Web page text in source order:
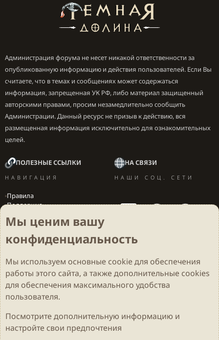
Администрация форума не несет никакой ответственности за
опубликованную информацию и действия пользователей. Если Вы
считаете, что в темах и сообщениях может содержаться
информация, запрещенная УК РФ, либо материал защищенный
авторскими правами, просим незамедлительно сообщить
Администрации. Данный ресурс не призыв к действию, вся
размещенная информация исключительно для ознакомительных
целей.
ПОЛЕЗНЫЕ ССЫЛКИ
НАВИГАЦИЯ
Правила
Поддержка
Локализация игр
НА СВЯЗИ
НАШИ СОЦ. СЕТИ
Cookies Darkdale - Основа [v.2.3.2 rc1] 🔥
Русский (RU)
Обратная связь
Условия и правила
Политика конфиденциальности
Помощь
R
ЛокализацияLiaNdrY
Мы ценим вашу
конфиденциальность
Мы используем основные cookieдля обеспечения
работы этого сайта, а также дополнительные cookies
для обеспечения максимального удобства
пользователя.
Посмотрите дополнительную информацию и
настройте свои предпочтения